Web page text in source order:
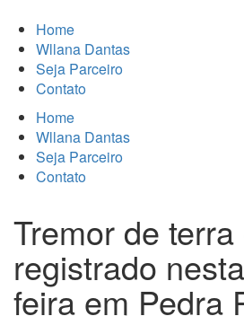
Home
Wllana Dantas
Seja Parceiro
Contato
Home
Wllana Dantas
Seja Parceiro
Contato
Tremor de terra
registrado
feira em Pedra